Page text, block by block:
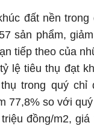
đất nền
sản phẩm,
tiếp theo của
lệ tiêu thụ đạt
trong quý chỉ
77,8% so với
đồng/m2,